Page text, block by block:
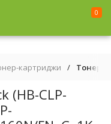
0
картриджи / Тонер-
(HB-CLP-